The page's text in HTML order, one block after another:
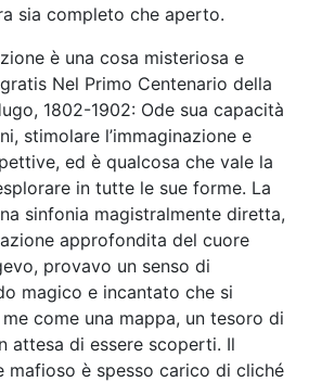
sia completo che aperto.
è una cosa misteriosa e
Nel Primo Centenario della
1802-1902: Ode sua capacità
stimolare l’immaginazione e
ed è qualcosa che vale la
in tutte le sue forme. La
sinfonia magistralmente diretta,
approfondita del cuore
provavo un senso di
magico e incantato che si
come una mappa, un tesoro di
attesa di essere scoperti. Il
mafioso è spesso carico di cliché